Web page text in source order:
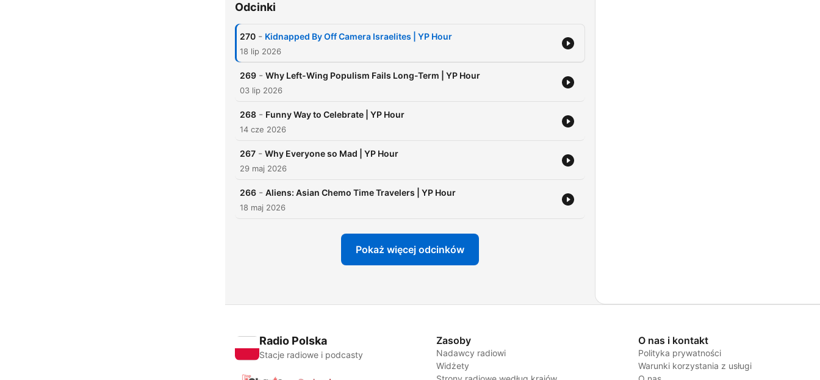
Odcinki
270 - Kidnapped By Off Camera Israelites | YP Hour
18 lip 2026
269 - Why Left-Wing Populism Fails Long-Term | YP Hour
03 lip 2026
268 - Funny Way to Celebrate | YP Hour
14 cze 2026
267 - Why Everyone so Mad | YP Hour
29 maj 2026
266 - Aliens: Asian Chemo Time Travelers | YP Hour
18 maj 2026
Pokaż więcej odcinków
Radio Polska
Stacje radiowe i podcasty
Zasoby
Nadawcy radiowi
Widżety
O nas i kontakt
Polityka prywatności
Warunki korzystania z usługi